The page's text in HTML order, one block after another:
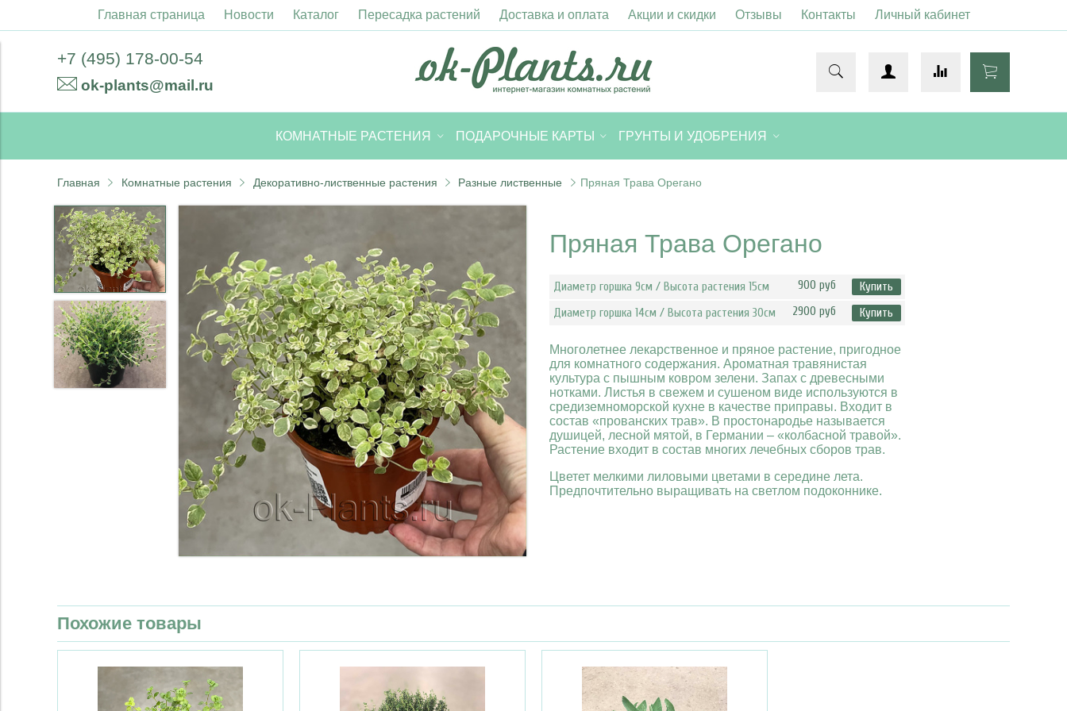
Главная страница Новости Каталог Пересадка растений Доставка и оплата Акции и скидки Отзывы Контакты Личный кабинет
+7 (495) 178-00-54
ok-plants@mail.ru
КОМНАТНЫЕ РАСТЕНИЯ ПОДАРОЧНЫЕ КАРТЫ ГРУНТЫ И УДОБРЕНИЯ
Главная Комнатные растения Декоративно-лиственные растения Разные лиственные Пряная Трава Орегано
Пряная Трава Орегано
Диаметр горшка 9см / Высота растения 15см 900 руб
Купить
Диаметр горшка 14см / Высота растения 30см
2900 руб Купить
Многолетнее лекарственное и пряное растение, пригодное
для комнатного содержания. Ароматная травянистая
культура с пышным ковром зелени. Запах с древесными
нотками. Листья в свежем и сушеном виде используются в
средиземноморской кухне в качестве приправы. Входит в
состав «прованских трав». В простонародье называется
душицей, лесной мятой, в Германии – «колбасной травой».
Растение входит в состав многих лечебных сборов трав.
Цветет мелкими лиловыми цветами в середине лета.
Предпочтительно выращивать на светлом подоконнике.
Похожие товары